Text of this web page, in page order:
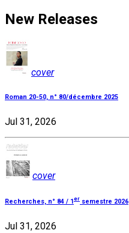
New Releases
cover
Roman 20-50, n° 80/décembre 2025
Jul 31, 2026
cover
Recherches, n° 84 / 1 er semestre 2026
Jul 31, 2026